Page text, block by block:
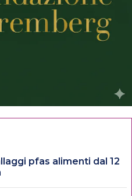
pfas alimenti dal 12